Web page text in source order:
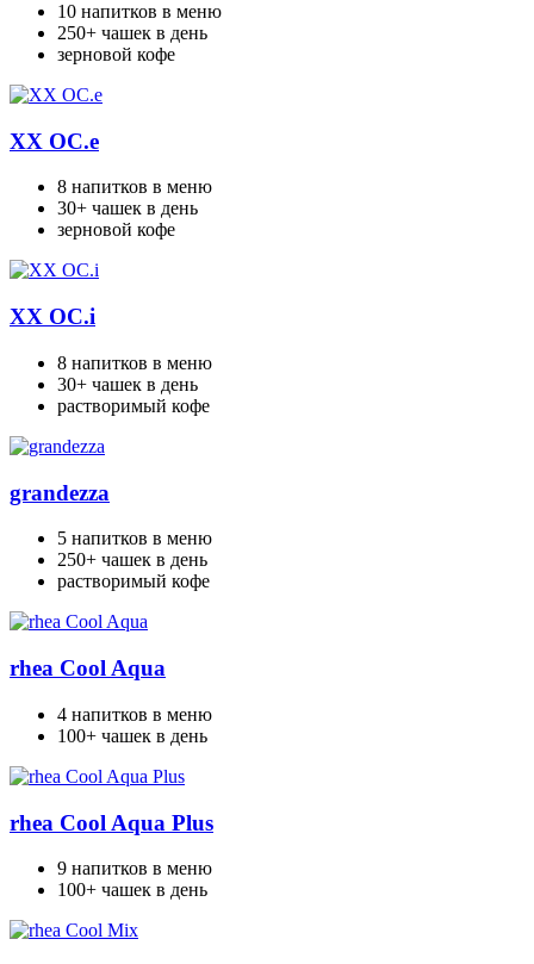
10 напитков в меню
250+ чашек в день
зерновой кофе
XX OC.e
8 напитков в меню
30+ чашек в день
зерновой кофе
XX ОС.i
8 напитков в меню
30+ чашек в день
растворимый кофе
grandezza
5 напитков в меню
250+ чашек в день
растворимый кофе
rhea Cool Aqua
4 напитков в меню
100+ чашек в день
rhea Cool Aqua Plus
9 напитков в меню
100+ чашек в день